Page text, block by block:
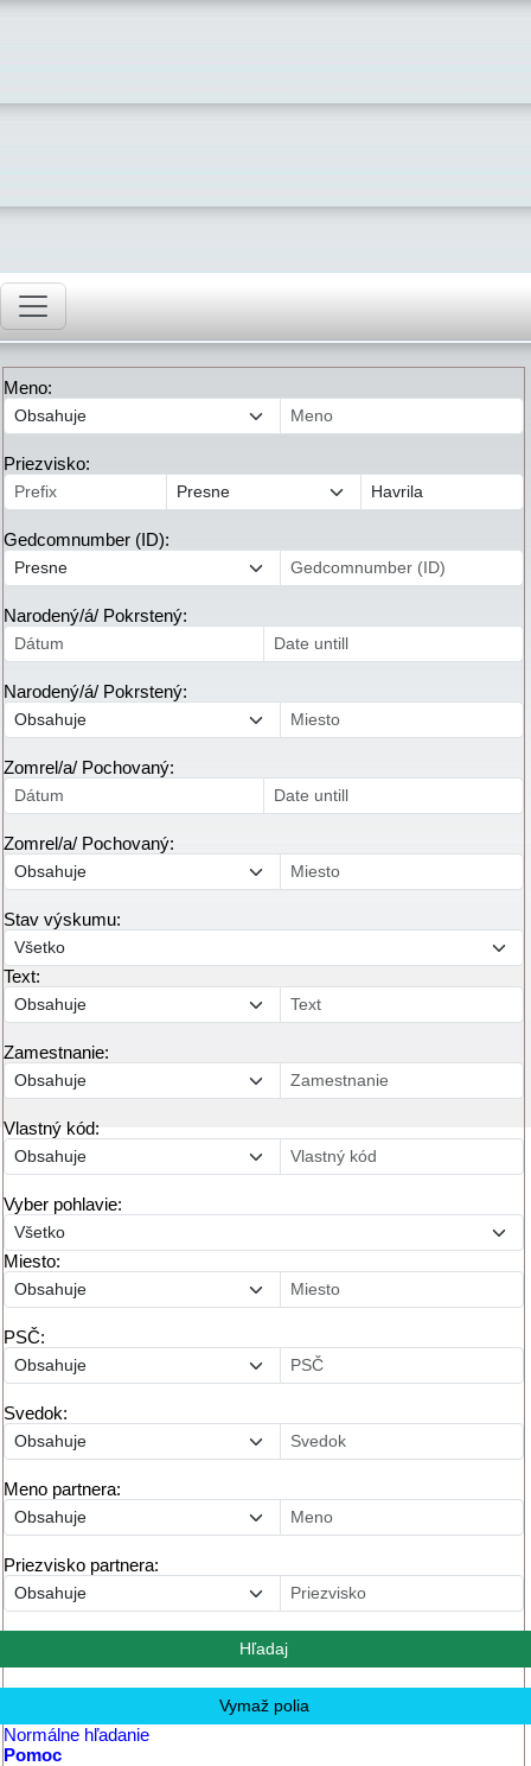
Meno:
Priezvisko:
Gedcomnumber (ID):
Narodený/á/ Pokrstený:
Narodený/á/ Pokrstený:
Zomrel/a/ Pochovaný:
Zomrel/a/ Pochovaný:
Stav výskumu:
Text:
Zamestnanie:
Vlastný kód:
Vyber pohlavie:
Miesto:
PSČ:
Svedok:
Meno partnera:
Priezvisko partnera:
Normálne hľadanie
Pomoc